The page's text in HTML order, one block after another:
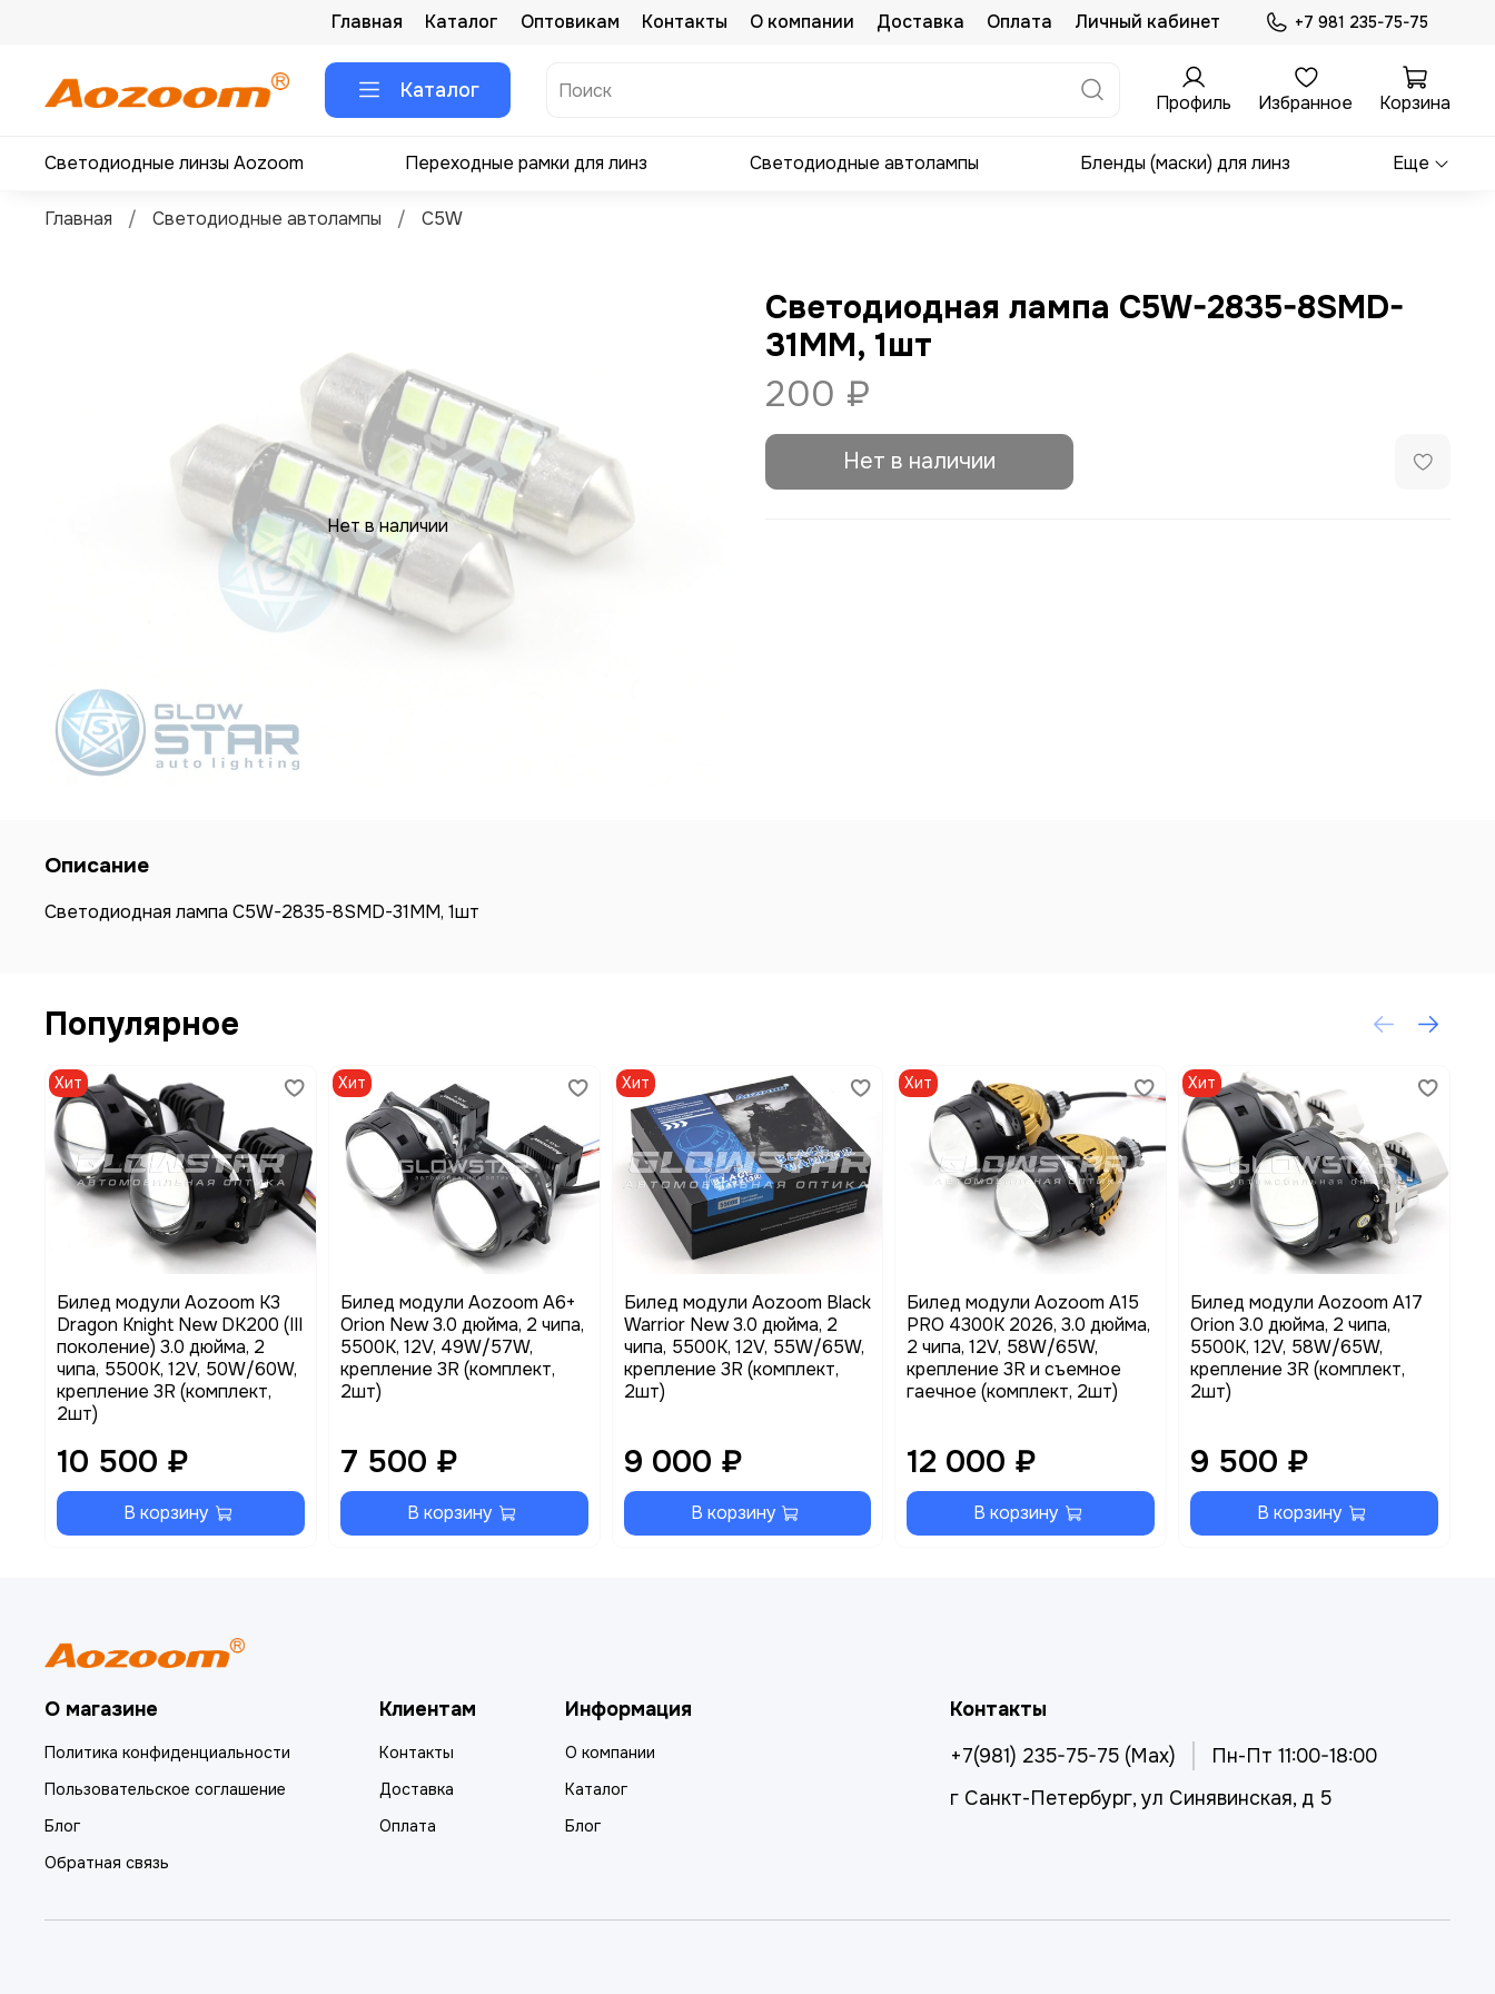
Главная Каталог Оптовикам Контакты О компании Доставка Оплата Личный кабинет +7 981 235-75-75
Каталог Профиль Избранное Корзина
Светодиодные линзы Aozoom Переходные рамки для линз Светодиодные автолампы Бленды (маски) для линз Еще
Главная Светодиодные автолампы C5W
Нет в наличии
Светодиодная лампа C5W-2835-8SMD-
31ММ, 1шт
200 ₽
Нет в наличии
Описание
Светодиодная лампа C5W-2835-8SMD-31ММ, 1шт
Популярное
Хит
Билед модули Aozoom K3
Dragon Knight New DK200 (III
поколение) 3.0 дюйма, 2
чипа, 5500K, 12V, 50W/60W,
крепление 3R (комплект,
2шт)
10 500 ₽
В корзину
Хит
Билед модули Aozoom A6+
Orion New 3.0 дюйма, 2 чипа,
5500K, 12V, 49W/57W,
крепление 3R (комплект,
2шт)
7 500 ₽
В корзину
Хит
Билед модули Aozoom Black
Warrior New 3.0 дюйма, 2
чипа, 5500K, 12V, 55W/65W,
крепление 3R (комплект,
2шт)
9 000 ₽
В корзину
Хит
Билед модули Aozoom A15
PRO 4300K 2026, 3.0 дюйма,
2 чипа, 12V, 58W/65W,
крепление 3R и съемное
гаечное (комплект, 2шт)
12 000 ₽
В корзину
Хит
Билед модули Aozoom A17
Orion 3.0 дюйма, 2 чипа,
5500K, 12V, 58W/65W,
крепление 3R (комплект,
2шт)
9 500 ₽
В корзину
О магазине
Политика конфиденциальности
Пользовательское соглашение
Блог
Обратная связь
Клиентам
Контакты
Доставка
Оплата
Информация
О компании
Каталог
Блог
Контакты
+7(981) 235-75-75 (Max)
Пн-Пт 11:00-18:00
г Санкт-Петербург, ул Синявинская, д 5